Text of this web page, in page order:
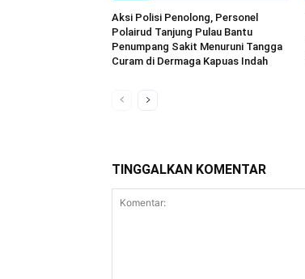
Aksi Polisi Penolong, Personel
Polairud Tanjung Pulau Bantu
Penumpang Sakit Menuruni Tangga
Curam di Dermaga Kapuas Indah
TINGGALKAN KOMENTAR